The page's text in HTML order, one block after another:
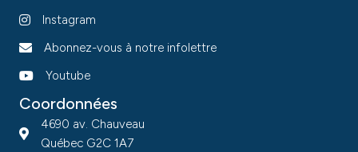
Instagram
Abonnez-vous à notre infolettre
Youtube
Coordonnées
4690 av. Chauveau
Québec G2C 1A7